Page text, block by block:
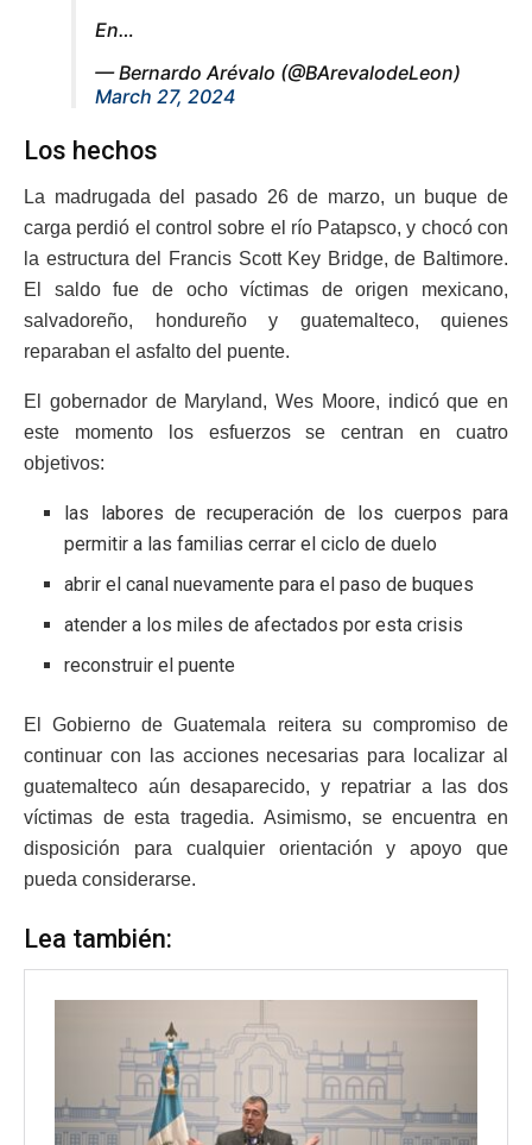
En…
— Bernardo Arévalo (@BArevalodeLeon)
March 27, 2024
Los hechos
La madrugada del pasado 26 de marzo, un buque de
carga perdió el control sobre el río Patapsco, y chocó con
la estructura del Francis Scott Key Bridge, de Baltimore.
El saldo fue de ocho víctimas de origen mexicano,
salvadoreño, hondureño y guatemalteco, quienes
reparaban el asfalto del puente.
El gobernador de Maryland, Wes Moore, indicó que en
este momento los esfuerzos se centran en cuatro
objetivos:
las labores de recuperación de los cuerpos para
permitir a las familias cerrar el ciclo de duelo
abrir el canal nuevamente para el paso de buques
atender a los miles de afectados por esta crisis
reconstruir el puente
El Gobierno de Guatemala reitera su compromiso de
continuar con las acciones necesarias para localizar al
guatemalteco aún desaparecido, y repatriar a las dos
víctimas de esta tragedia. Asimismo, se encuentra en
disposición para cualquier orientación y apoyo que
pueda considerarse.
Lea también: